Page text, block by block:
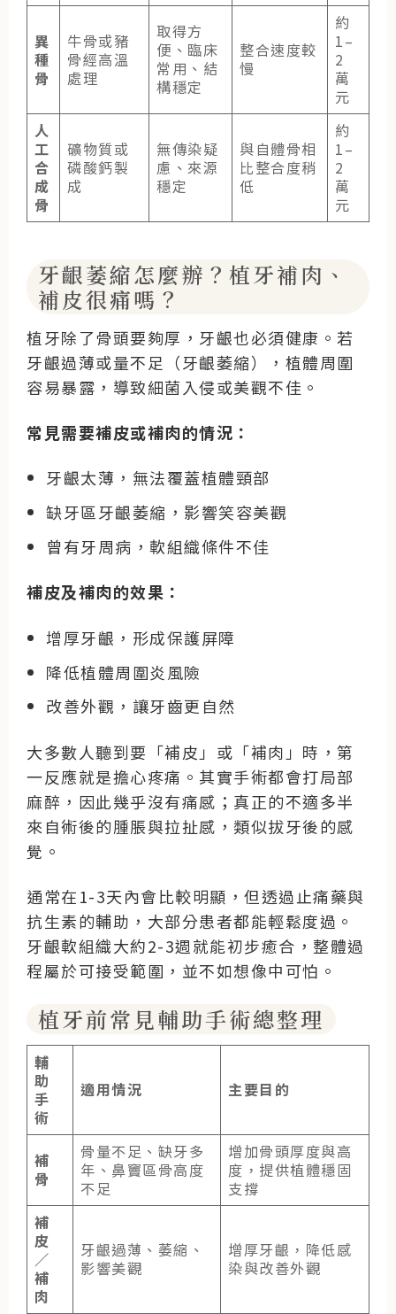
異
種
骨
牛骨或豬
骨經高溫
處理
取得方
便、臨床
常用、結
構穩定
整合速度較
慢
約
1–
2
萬
元
人
工
合
成
骨
礦物質或
磷酸鈣製
成
無傳染疑
慮、來源
穩定
與自體骨相
比整合度稍
低
約
1–
2
萬
元
牙齦萎縮怎麼辦？植牙補肉、
補皮很痛嗎？
植牙除了骨頭要夠厚，牙齦也必須健康。若
牙齦過薄或量不足（牙齦萎縮），植體周圍
容易暴露，導致細菌入侵或美觀不佳。
常見需要補皮或補肉的情況：
牙齦太薄，無法覆蓋植體頸部
缺牙區牙齦萎縮，影響笑容美觀
曾有牙周病，軟組織條件不佳
補皮及補肉的效果：
增厚牙齦，形成保護屏障
降低植體周圍炎風險
改善外觀，讓牙齒更自然
大多數人聽到要「補皮」或「補肉」時，第
一反應就是擔心疼痛。其實手術都會打局部
麻醉，因此幾乎沒有痛感；真正的不適多半
來自術後的腫脹與拉扯感，類似拔牙後的感
覺。
通常在1-3天內會比較明顯，但透過止痛藥與
抗生素的輔助，大部分患者都能輕鬆度過。
牙齦軟組織大約2-3週就能初步癒合，整體過
程屬於可接受範圍，並不如想像中可怕。
植牙前常見輔助手術總整理
輔
助
手
術
適用情況 主要目的
補
骨
骨量不足、缺牙多
年、鼻竇區骨高度
不足
增加骨頭厚度與高
度，提供植體穩固
支撐
補
皮
／
補
肉
牙齦過薄、萎縮、
影響美觀
增厚牙齦，降低感
染與改善外觀